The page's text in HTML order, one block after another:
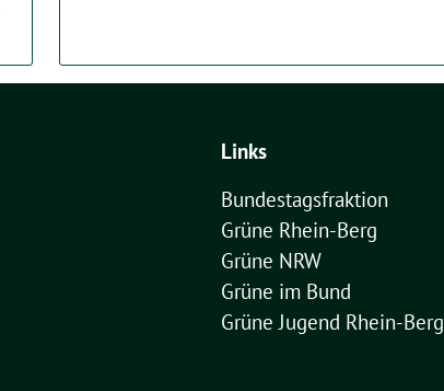
Links
Bundestagsfraktion
Grüne Rhein-Berg
Grüne NRW
Grüne im Bund
Grüne Jugend Rhein-Berg